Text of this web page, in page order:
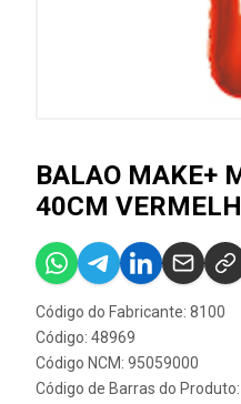
BALAO MAKE+
40CM
Código do Fabricante: 8100
Código: 48969
Código NCM: 95059000
Código de Barras do